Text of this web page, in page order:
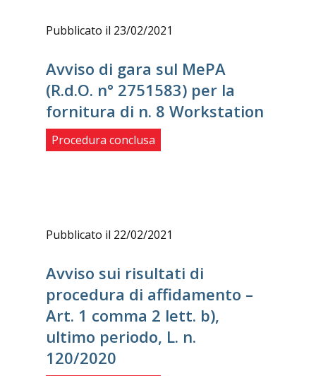
Pubblicato il 23/02/2021
Avviso di gara sul MePA
(R.d.O. n° 2751583) per la
fornitura di n. 8 Workstation
Procedura conclusa
Pubblicato il 22/02/2021
Avviso sui risultati di
procedura di affidamento –
Art. 1 comma 2 lett. b),
ultimo periodo, L. n.
120/2020